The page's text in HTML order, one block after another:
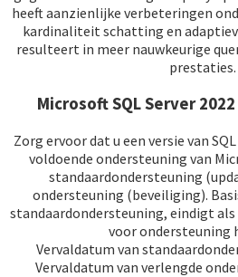
heeft aanzienlijke verbeteringen
kardinaliteit schatting en
resulteert in meer nauwkeurige
prestaties.
Microsoft SQL Server
Zorg ervoor dat u een versie van
voldoende ondersteuning van
standaardondersteuning
ondersteuning (beveiliging).
standaardondersteuning, eindigt als
voor ondersteuning
Vervaldatum van
Vervaldatum van verlengde